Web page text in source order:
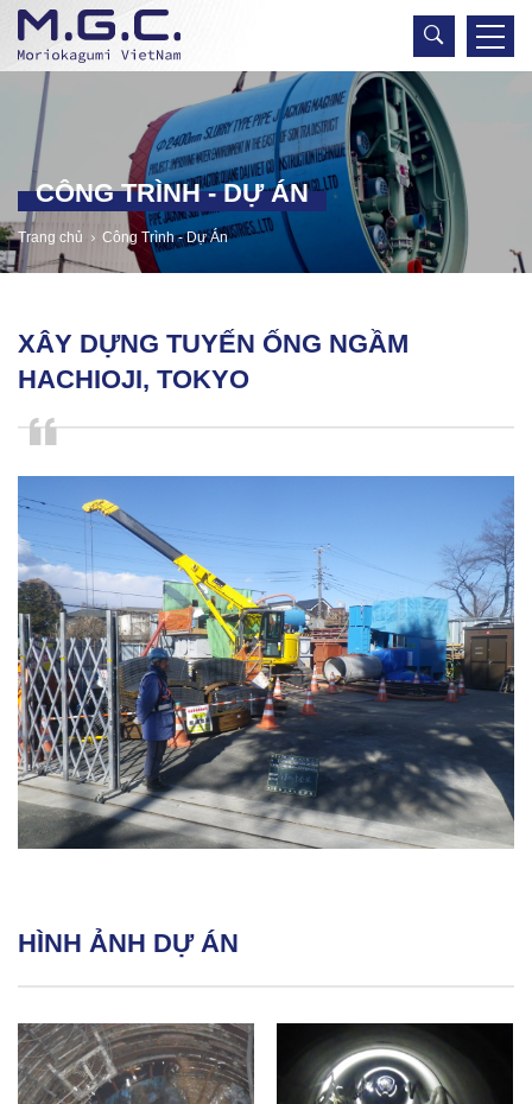
CÔNG TRÌNH - DỰ ÁN
Trang chủ Công Trình - Dự Án
XÂY DỰNG TUYẾN ỐNG NGẦM
HACHIOJI, TOKYO
HÌNH ẢNH DỰ ÁN